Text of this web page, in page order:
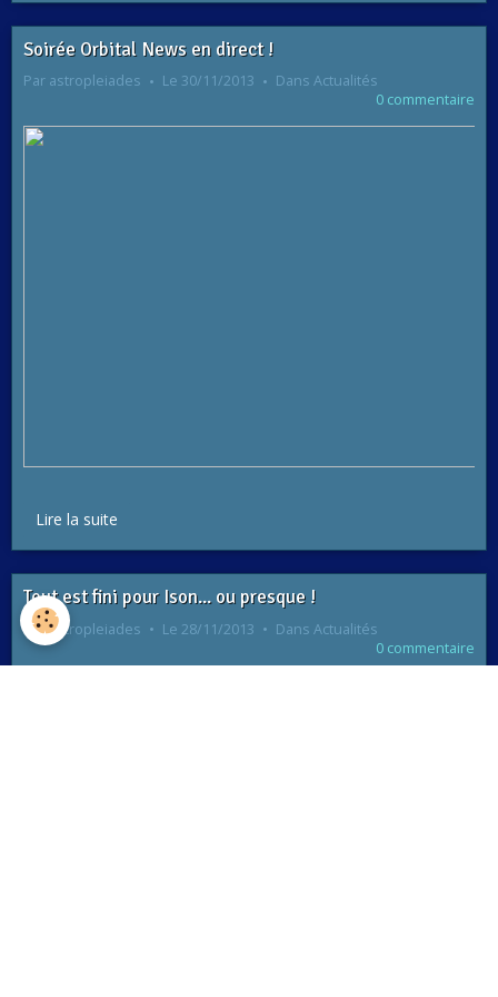
Soirée Orbital News en direct !
Par astropleiades Le 30/11/2013 Dans Actualités
0 commentaire
Lire la suite
Tout est fini pour Ison... ou presque !
Parastropleiades Le 28/11/2013 Dans Actualités
0 commentaire